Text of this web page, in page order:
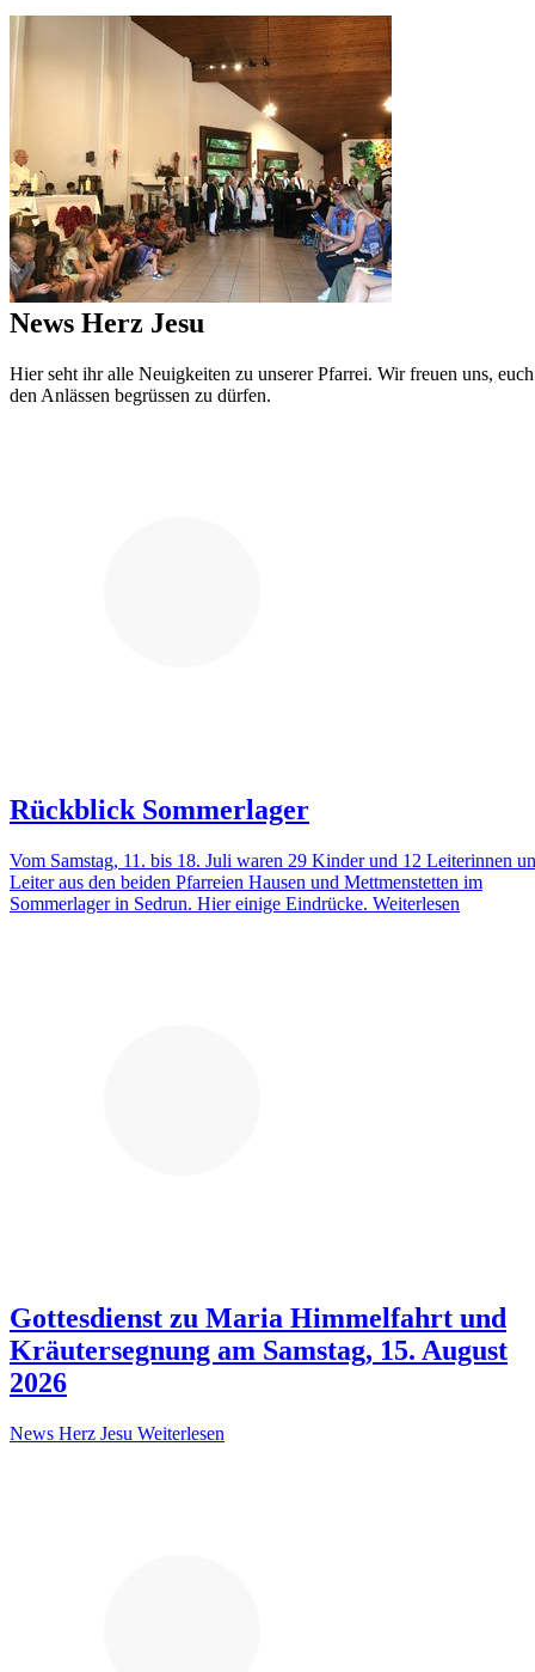
News Herz Jesu
Hier seht ihr alle Neuigkeiten zu unserer Pfarrei. Wir freuen uns,
den Anlässen begrüssen zu dürfen.
Rückblick Sommerlager
Vom Samstag, 11. bis 18. Juli waren 29 Kinder und 12 Leiterinnen
Leiter aus den beiden Pfarreien Hausen und Mettmenstetten im
Sommerlager in Sedrun. Hier einige Eindrücke. Weiterlesen
Gottesdienst zu Maria Himmelfahrt und
Kräutersegnung am Samstag, 15. August
2026
News Herz Jesu Weiterlesen